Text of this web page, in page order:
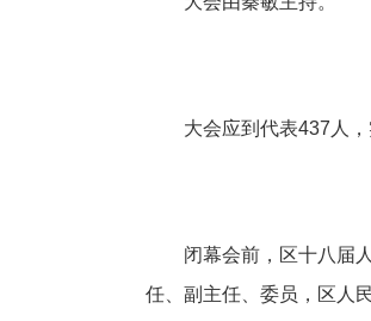
大会应到代表437人，
闭幕会前，区十八届
任、副主任、委员，区人